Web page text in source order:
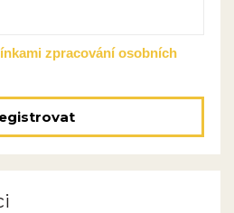
zpracování osobních